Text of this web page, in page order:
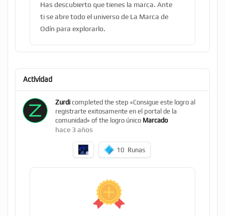
Has descubierto que tienes la marca. Ante
ti se abre todo el universo de La Marca de
Odín para explorarlo.
Actividad
Zurdi completed the step «Consigue este logro al
registrarte exitosamente en el portal de la
comunidad» of the logro único Marcado
hace 3 años
10 Runas